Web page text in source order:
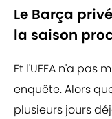
Le Barça
la saison
Et l'UEFA n'a pas
enquête. Alors
plusieurs jours